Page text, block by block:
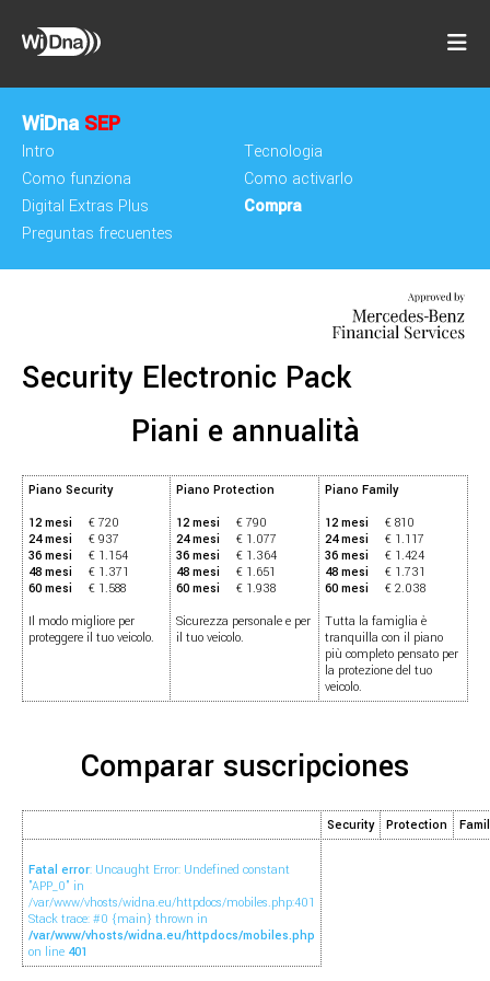
WiDnaSEP
Intro
Tecnologia
Como funziona
Como activarlo
Digital Extras Plus
Compra
Preguntas frecuentes
Security Electronic Pack
Piani e annualità
Piano Security
12 mesi € 720
24 mesi € 937
36 mesi € 1.154
48 mesi € 1.371
60 mesi € 1.588
Il modo migliore per
proteggere il tuo veicolo.
Piano Protection
12 mesi € 790
24 mesi € 1.077
36 mesi € 1.364
48 mesi € 1.651
60 mesi € 1.938
Sicurezza personale e per
il tuo veicolo.
Piano Family
12 mesi € 810
24 mesi € 1.117
36 mesi € 1.424
48 mesi € 1.731
60 mesi € 2.038
Tutta la famiglia è
tranquilla con il piano
più completo pensato per
la protezione del tuo
veicolo.
Comparar suscripciones
Security Protection
Fatal error: Uncaught Error: Undefined constant
"APP_0" in
/var/www/vhosts/widna.eu/httpdocs/mobiles.php:401
Stack trace: #0 {main} thrown in
/var/www/vhosts/widna.eu/httpdocs/mobiles.php
on line 401